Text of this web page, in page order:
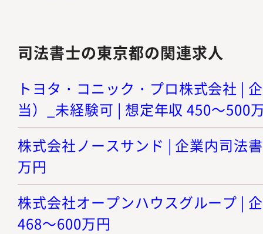
司法書士の東京都の関連求人
トヨタ・コニック・プロ株式会社 |
当）_未経験可 | 想定年収 450～500
株式会社ノースサンド | 企業内司法
万円
株式会社オープンハウスグループ |
468～600万円